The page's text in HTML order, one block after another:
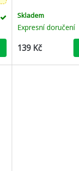
Skladem
Expresní doručení
139 Kč